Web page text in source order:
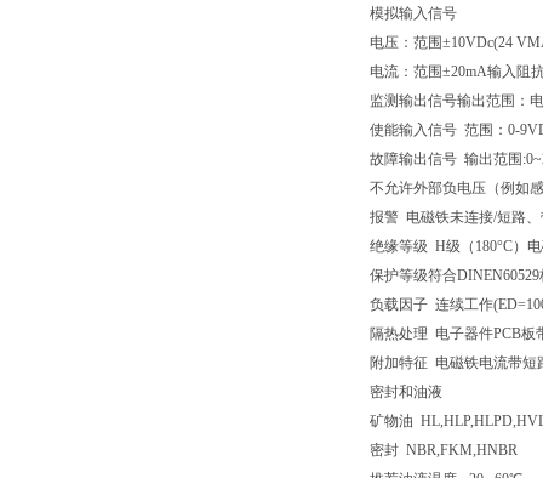
模拟输入信号
电压：范围±10VDc(24
电流：范围±20mA输入阻
监测输出信号输出范围：
使能输入信号 范围：0-
故障输出信号 输出范围
不允许外部负电压（例如
报警 电磁铁未连接/短路
绝缘等级 H级（180°C）
保护等级符合
负载因子 连续工作
隔热处理 电子器件PCB板
附加特征 电磁铁电流带短
密封和油液
矿物油
密封 NBR,FKM,HNBR